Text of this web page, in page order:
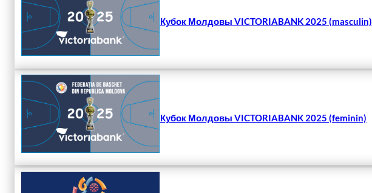
Кубок Молдовы VICTORIABANK 2025 (masculin)
Кубок Молдовы VICTORIABANK 2025 (feminin)